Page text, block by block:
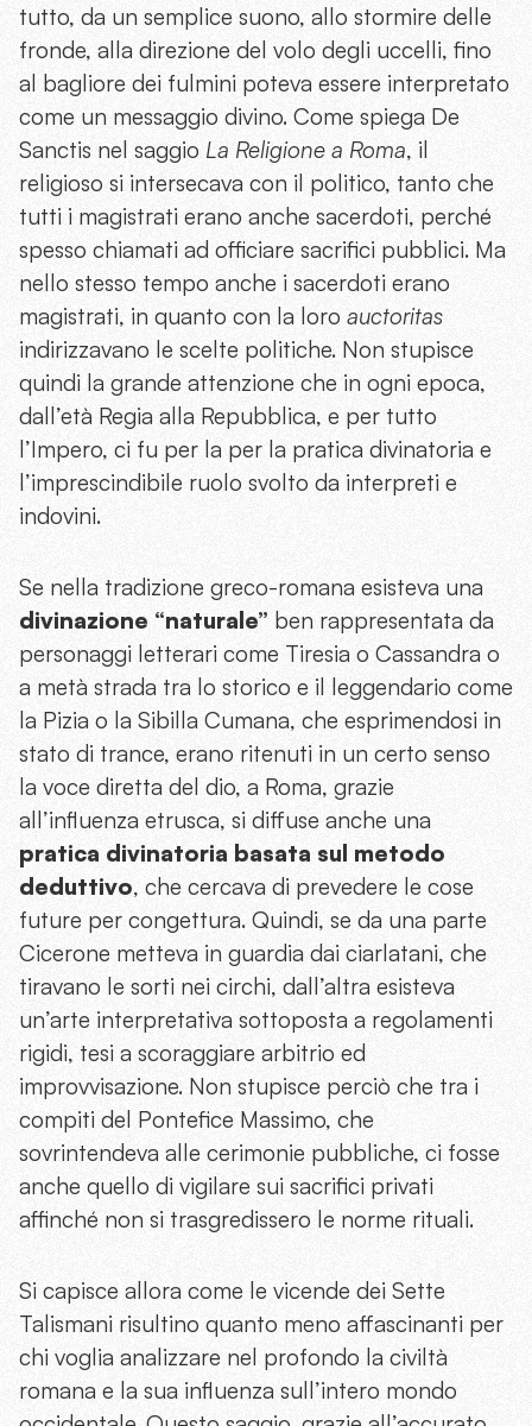
tutto, da un semplice suono, allo stormire delle
fronde, alla direzione del volo degli uccelli, fino
al bagliore dei fulmini poteva essere interpretato
come un messaggio divino. Come spiega De
Sanctis nel saggio La Religione a Roma, il
religioso si intersecava con il politico, tanto che
tutti i magistrati erano anche sacerdoti, perché
spesso chiamati ad officiare sacrifici pubblici. Ma
nello stesso tempo anche i sacerdoti erano
magistrati, in quanto con la loro auctoritas
indirizzavano le scelte politiche. Non stupisce
quindi la grande attenzione che in ogni epoca,
dall’età Regia alla Repubblica, e per tutto
l’Impero, ci fu per la per la pratica divinatoria e
l’imprescindibile ruolo svolto da interpreti e
indovini.
Se nella tradizione greco-romana esisteva una
divinazione “naturale” ben rappresentata da
personaggi letterari come Tiresia o Cassandra o
a metà strada tra lo storico e il leggendario come
la Pizia o la Sibilla Cumana, che esprimendosi in
stato di trance, erano ritenuti in un certo senso
la voce diretta del dio, a Roma, grazie
all’influenza etrusca, si diffuse anche una
pratica divinatoria basata sul metodo
deduttivo, che cercava di prevedere le cose
future per congettura. Quindi, se da una parte
Cicerone metteva in guardia dai ciarlatani, che
tiravano le sorti nei circhi, dall’altra esisteva
un’arte interpretativa sottoposta a regolamenti
rigidi, tesi a scoraggiare arbitrio ed
improvvisazione. Non stupisce perciò che tra i
compiti del Pontefice Massimo, che
sovrintendeva alle cerimonie pubbliche, ci fosse
anche quello di vigilare sui sacrifici privati
affinché non si trasgredissero le norme rituali.
Si capisce allora come le vicende dei Sette
Talismani risultino quanto meno affascinanti per
chi voglia analizzare nel profondo la civiltà
romana e la sua influenza sull’intero mondo